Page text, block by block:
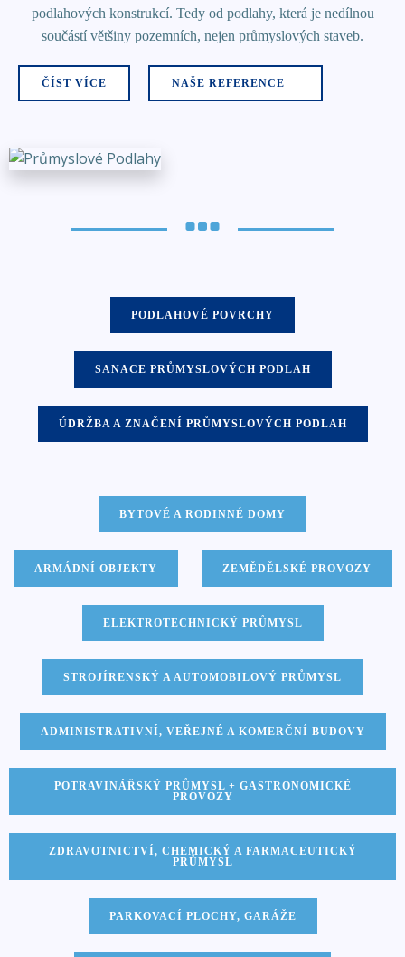
podlahových konstrukcí. Tedy od podlahy, která je nedílnou
součástí většiny pozemních, nejen průmyslových staveb.
ČÍST VÍCE NAŠE REFERENCE
PODLAHOVÉ POVRCHY
SANACE PRŮMYSLOVÝCH PODLAH
ÚDRŽBA A ZNAČENÍ PRŮMYSLOVÝCH PODLAH
BYTOVÉ A RODINNÉ DOMY
ARMÁDNÍ OBJEKTY ZEMĚDĚLSKÉ PROVOZY
ELEKTROTECHNICKÝ PRŮMYSL
STROJÍRENSKÝ A AUTOMOBILOVÝ PRŮMYSL
ADMINISTRATIVNÍ, VEŘEJNÉ A KOMERČNÍ BUDOVY
POTRAVINÁŘSKÝ PRŮMYSL + GASTRONOMICKÉ
PROVOZY
ZDRAVOTNICTVÍ, CHEMICKÝ A FARMACEUTICKÝ
PRŮMYSL
PARKOVACÍ PLOCHY, GARÁŽE